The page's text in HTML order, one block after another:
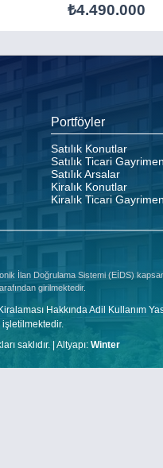
₺4.490.000
Portföyler
Satılık Konutlar
Satılık Ticari
Satılık Arsalar
Kiralık Konutlar
Kiralık Ticari
İlan Doğrulama Sistemi (EİDS)
girilmektedir.
Hakkında Adil Kullanım
işletilmektedir.
saklıdır. | Altyapı: Winter